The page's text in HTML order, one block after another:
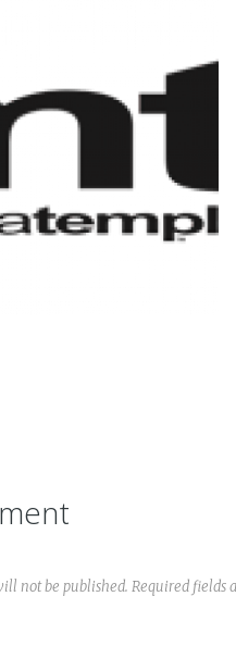
not be published. Required fields